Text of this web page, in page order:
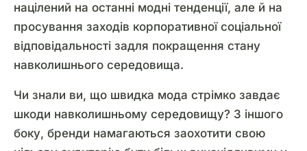
націлений на останні модні тенденції, але й на
просування заходів корпоративної соціальної
відповідальності задля покращення стану
навколишнього середовища.
Чи знали ви, що швидка мода стрімко завдає
шкоди навколишньому середовищу? З іншого
боку, бренди намагаються заохотити свою